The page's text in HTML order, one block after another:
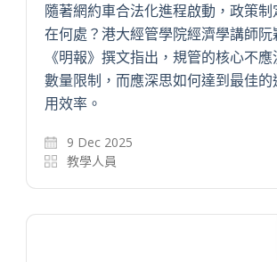
隨著網約車合法化進程啟動，政策
在何處？港大經管學院經濟學講師阮
《明報》撰文指出，規管的核心不
數量限制，而應深思如何達到最佳
用效率。
9 Dec 2025
教學人員